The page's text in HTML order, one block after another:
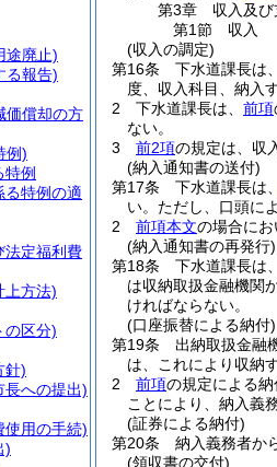
第3章
収入及び
第1節
収入
(収入の調定)
第16条
下水道課長は
度、収入科目、納入
2
下水道課長は、 前項
ない。
3
前2項の規定は、収
(納入通知書の送付)
第17条
下水道課長は、
い。 ただし、口頭に
2
前項本文の場合に
(納入通知書の再発行)
第18条
下水道課長は
は収納取扱金融機関
ければならない。
(口座振替による納付)
第19条
出納取扱金融
は、これにより収納
2
前項の規定による納
ことにより、納入義
(証券による納付)
第20条
納入義務者か
(領収書の交付)
途廃止)
る報告)
価償却の方
例)
特例
る特例の適
法定福利費
上方法)
の区分)
針)
長への提出)
使用の手続)
)